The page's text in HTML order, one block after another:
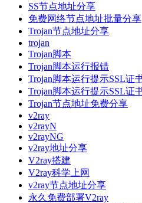
SS节点地址分享
免费网络节点地址批量分享
Trojan节点地址分享
trojan
Trojan脚本
Trojan脚本运行报错
Trojan脚本运行提示SSL证
Trojan脚本运行提示SSL证
Trojan节点地址免费分享
v2ray
v2rayN
v2rayNG
v2ray地址分享
V2ray搭建
V2ray科学上网
v2ray节点地址分享
永久免费部署V2ray